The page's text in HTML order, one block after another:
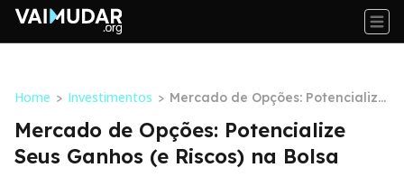
Home > Investimentos > Mercado de Opções: Potencialize
Seus Ganhos (e Riscos) na Bolsa
Mercado de Opções: Potencialize
Seus Ganhos (e Riscos) na Bolsa